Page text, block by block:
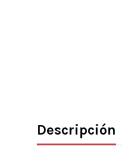
Descripción